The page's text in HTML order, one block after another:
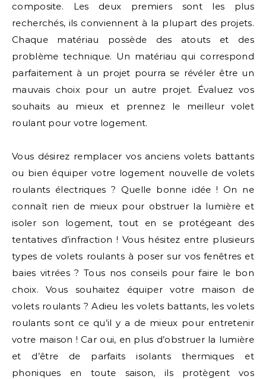
composite. Les deux premiers sont les plus
recherchés, ils conviennent à la plupart des projets.
Chaque matériau possède des atouts et des
problème technique. Un matériau qui correspond
parfaitement à un projet pourra se révéler être un
mauvais choix pour un autre projet. Évaluez vos
souhaits au mieux et prennez le meilleur volet
roulant pour votre logement.
Vous désirez remplacer vos anciens volets battants
ou bien équiper votre logement nouvelle de volets
roulants électriques ? Quelle bonne idée ! On ne
connaît rien de mieux pour obstruer la lumière et
isoler son logement, tout en se protégeant des
tentatives d’infraction ! Vous hésitez entre plusieurs
types de volets roulants à poser sur vos fenêtres et
baies vitrées ? Tous nos conseils pour faire le bon
choix. Vous souhaitez équiper votre maison de
volets roulants ? Adieu les volets battants, les volets
roulants sont ce qu’il y a de mieux pour entretenir
votre maison ! Car oui, en plus d’obstruer la lumière
et d’être de parfaits isolants thermiques et
phoniques en toute saison, ils protègent vos